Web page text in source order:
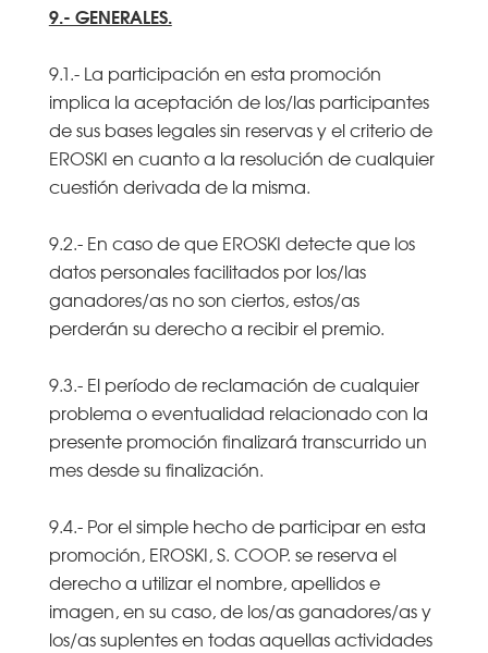
9.- GENERALES.
9.1.- La participación en esta promoción
implica la aceptación de los/las participantes
de sus bases legales sin reservas y el criterio de
EROSKI en cuanto a la resolución de cualquier
cuestión derivada de la misma.
9.2.- En caso de que EROSKI detecte que los
datos personales facilitados por los/las
ganadores/as no son ciertos, estos/as
perderán su derecho a recibir el premio.
9.3.- El período de reclamación de cualquier
problema o eventualidad relacionado con la
presente promoción finalizará transcurrido un
mes desde su finalización.
9.4.- Por el simple hecho de participar en esta
promoción, EROSKI, S. COOP. se reserva el
derecho a utilizar el nombre, apellidos e
imagen, en su caso, de los/as ganadores/as y
los/as suplentes en todas aquellas actividades